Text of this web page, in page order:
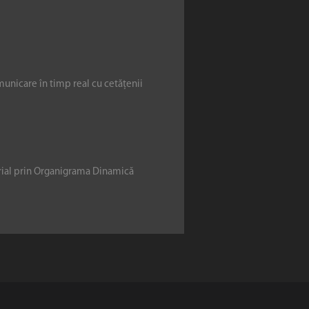
în timp real cu cetățenii
prin Organigrama Dinamică